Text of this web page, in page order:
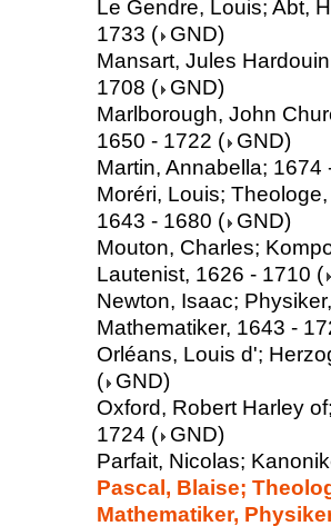
Le Gendre, Louis; Abt,
1733 ( GND)
Mansart, Jules
1708 ( GND)
Marlborough, John
1650 - 1722 ( GND)
Martin, Annabella; 1674
Moréri, Louis;
1643 - 1680 ( GND)
Mouton, Charles;
Lautenist, 1626 - 1710 (
Newton, Isaac;
Mathematiker, 1643 -
Orléans, Louis d';
( GND)
Oxford, Robert Harley
1724 ( GND)
Parfait, Nicolas;
Pascal, Blaise;
Mathematiker,